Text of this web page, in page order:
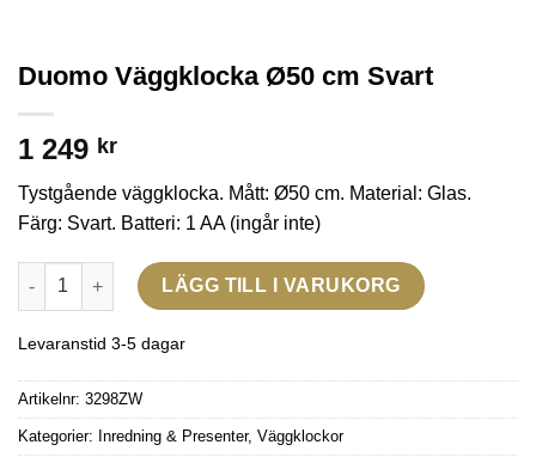
Duomo Väggklocka Ø50 cm Svart
1 249 kr
Tystgående väggklocka. Mått: Ø50 cm. Material: Glas.
Färg: Svart. Batteri: 1 AA (ingår inte)
Duomo Väggklocka Ø50 cm Svart mängd
LÄGG TILL I VARUKORG
Levaranstid 3-5 dagar
Artikelnr: 3298ZW
Kategorier: Inredning & Presenter, Väggklockor